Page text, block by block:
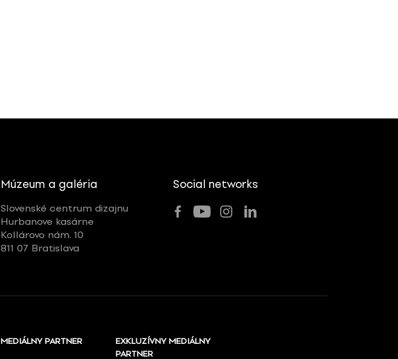
Múzeum a galéria
Slovenské centrum dizajnu
Hurbanove kasárne
Kollárovo nám. 10
811 07 Bratislava
Social networks
MEDIÁLNY PARTNER
EXKLUZÍVNY MEDIÁLNY
PARTNER